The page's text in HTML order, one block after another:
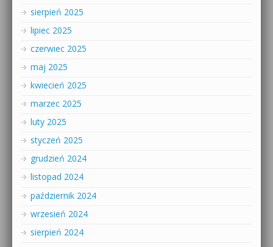
sierpień 2025
lipiec 2025
czerwiec 2025
maj 2025
kwiecień 2025
marzec 2025
luty 2025
styczeń 2025
grudzień 2024
listopad 2024
październik 2024
wrzesień 2024
sierpień 2024